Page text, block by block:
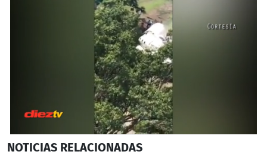
seconds
NOTICIAS RELACIONADAS